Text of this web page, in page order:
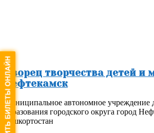
Дворец творчества детей и
Нефтекамск
Муниципальное автономное учреждение
образования городского округа город
Башкортостан